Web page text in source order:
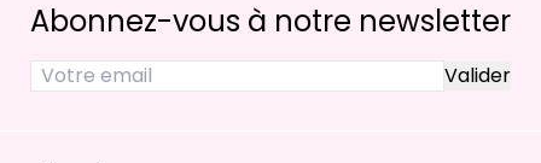
Abonnez-vous à notre newsletter